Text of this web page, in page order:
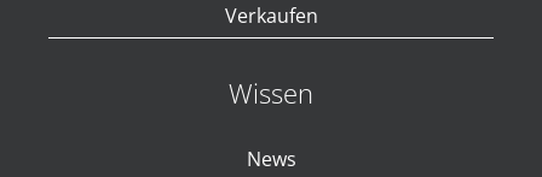
Verkaufen
Wissen
News